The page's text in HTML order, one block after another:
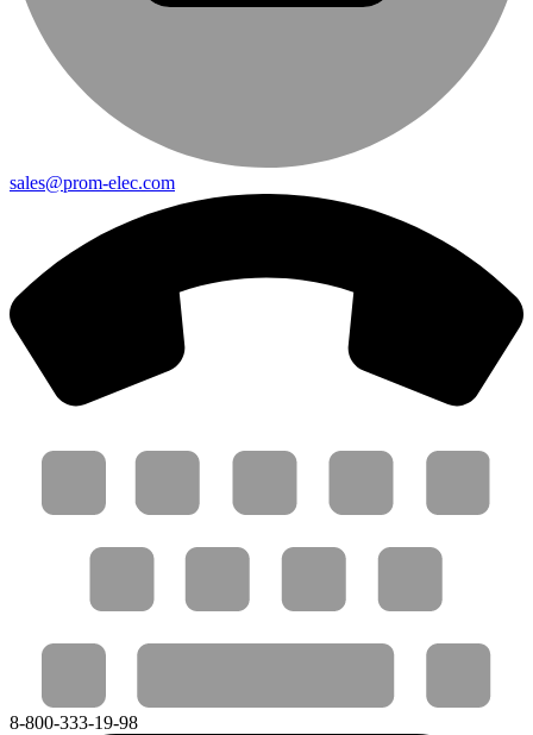
sales@prom-elec.com
8-800-333-19-98